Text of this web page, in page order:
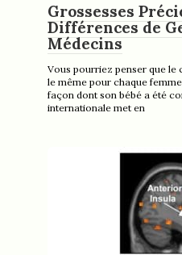
Grossesses
Différences de
Médecins
Vous pourriez penser que le
le même pour chaque
façon dont son bébé a été
internationale met en